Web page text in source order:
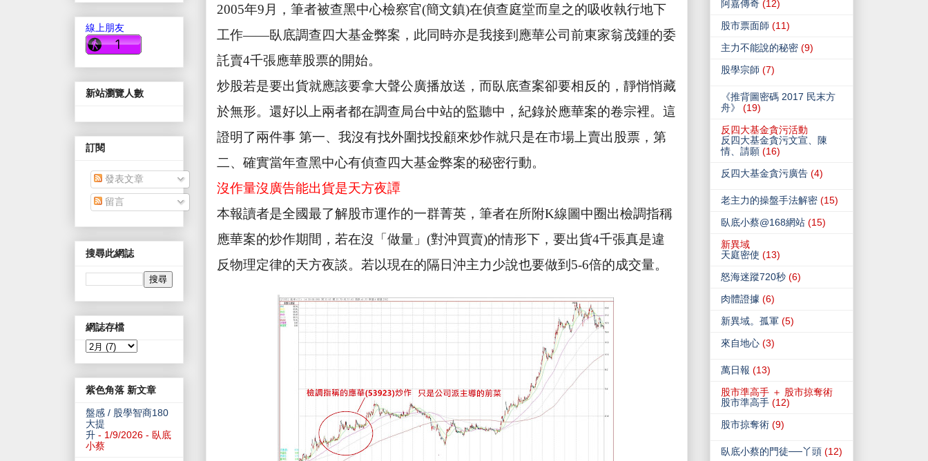
2005年9 月，筆者被查黑中心檢察官(簡文鎮)在偵查庭堂而皇之的吸收執行地下
工作——臥底調查四大基金弊案，此同時亦是我接到應華公司前東家翁茂鍾的委
託賣4千張應華股票的開始。
炒股若是要出貨就應該要拿大聲公廣播放送，而臥底查案卻要相反的，靜悄悄藏
於無形。還好以上兩者都在調查局台中站的監聽中，紀錄於應華案的卷宗裡。這
證明了兩件事 第一、我沒有找外圍找投顧來炒作就只是在市場上賣出股票，第
二、確實當年查黑中心有偵查四大基金弊案的秘密行動。
沒作量沒廣告能出貨是天方夜譚
本報讀者是全國最了解股市運作的一群菁英，筆者在所附K線圖中圈出檢調指稱
應華案的炒作期間，若在沒「做量」 (對沖買賣)的情形下，要出貨4千張真是違
反物理定律的天方夜談。若以現在的隔日沖主力少說也要做到 5-6倍的成交量。
線上朋友
新站瀏覽人數
訂閱
發表文章
留言
搜尋此網誌
網誌存檔
紫色角落 新文章
盤感 / 股學智商180
大提
升 - 1/9/2026 - 臥底
小蔡
阿嘉傳奇 (12)
股市票面師 (11)
主力不能說的秘密 (9)
股學宗師 (7)
《推背圖密碼 2017 民末方
舟》
(19)
反四大基金貪污活動
反四大基金貪污文宣、陳
情、請願 (16)
反四大基金貪污廣告 (4)
老主力的操盤手法解密 (15)
臥底小蔡@168網站 (15)
新異域
天庭密使 (13)
怒海迷蹤720秒 (6)
肉體證據 (6)
新異域。孤軍 (5)
來自地心 (3)
萬日報 (13)
股市準高手 ＋ 股市掠奪術
股市準高手 (12)
股市掠奪術 (9)
臥底小蔡的門徒──丫頭 (12)